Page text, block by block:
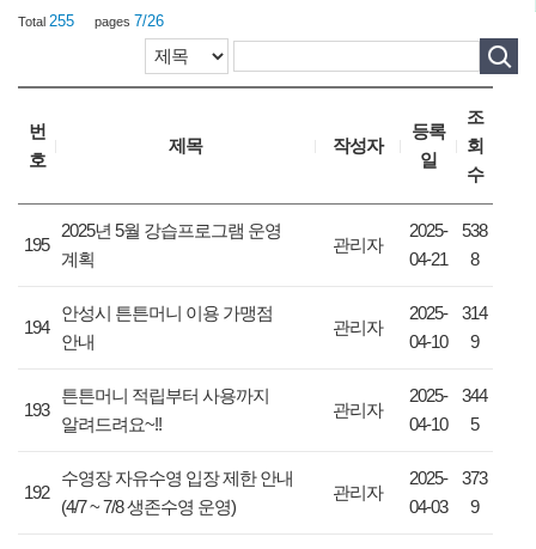
Total 255 pages 7/26
번
호
제목 작성자
등록
일
조
회
수
195
2025년 5월 강습프로그램 운영
계획
관리자
2025-
04-21
538
8
194
안성시 튼튼머니 이용 가맹점
안내
관리자
2025-
04-10
314
9
193
튼튼머니 적립부터 사용까지
알려드려요~!!
관리자
2025-
04-10
344
5
192
수영장 자유수영 입장 제한 안내
(4/7 ~ 7/8 생존수영 운영)
관리자
2025-
04-03
373
9